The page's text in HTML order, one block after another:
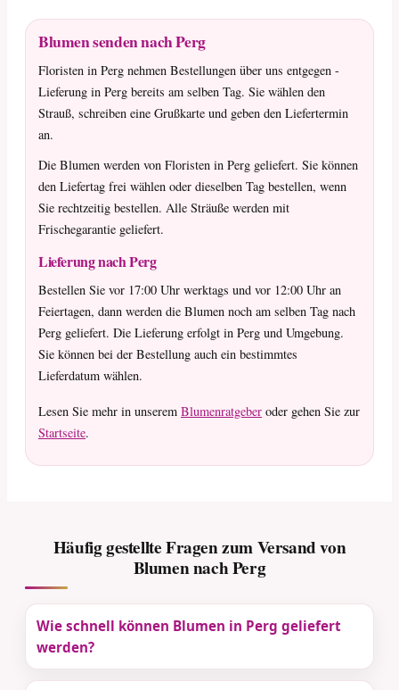
Blumen senden nach Perg
Floristen in Perg nehmen Bestellungen über uns entgegen -
Lieferung in Perg bereits am selben Tag. Sie wählen den
Strauß, schreiben eine Grußkarte und geben den Liefertermin
an.
Die Blumen werden von Floristen in Perg geliefert. Sie können
den Liefertag frei wählen oder dieselben Tag bestellen, wenn
Sie rechtzeitig bestellen. Alle Sträuße werden mit
Frischegarantie geliefert.
Lieferung nach Perg
Bestellen Sie vor 17:00 Uhr werktags und vor 12:00 Uhr an
Feiertagen, dann werden die Blumen noch am selben Tag nach
Perg geliefert. Die Lieferung erfolgt in Perg und Umgebung.
Sie können bei der Bestellung auch ein bestimmtes
Lieferdatum wählen.
Lesen Sie mehr in unserem Blumenratgeber oder gehen Sie zur
Startseite.
Häufig gestellte Fragen zum Versand von
Blumen nach Perg
Wie schnell können Blumen in Perg geliefert
werden?